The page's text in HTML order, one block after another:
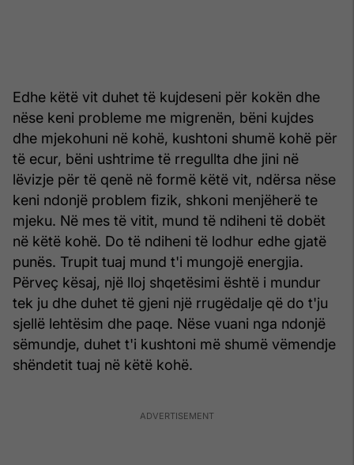
Edhe këtë vit duhet të kujdeseni për kokën dhe
nëse keni probleme me migrenën, bëni kujdes
dhe mjekohuni në kohë, kushtoni shumë kohë për
të ecur, bëni ushtrime të rregullta dhe jini në
lëvizje për të qenë në formë këtë vit, ndërsa nëse
keni ndonjë problem fizik, shkoni menjëherë te
mjeku. Në mes të vitit, mund të ndiheni të dobët
në këtë kohë. Do të ndiheni të lodhur edhe gjatë
punës. Trupit tuaj mund t'i mungojë energjia.
Përveç kësaj, një lloj shqetësimi është i mundur
tek ju dhe duhet të gjeni një rrugëdalje që do t'ju
sjellë lehtësim dhe paqe. Nëse vuani nga ndonjë
sëmundje, duhet t'i kushtoni më shumë vëmendje
shëndetit tuaj në këtë kohë.